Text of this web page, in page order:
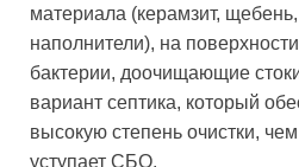
материала (керамзит,
наполнители), на
бактерии, доочищающие
вариант септика, который
высокую степень очистки,
уступает СБО.